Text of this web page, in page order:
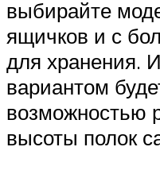
выбирайте
ящичков и с
для хранения.
вариантом
возможностью
высоты полок